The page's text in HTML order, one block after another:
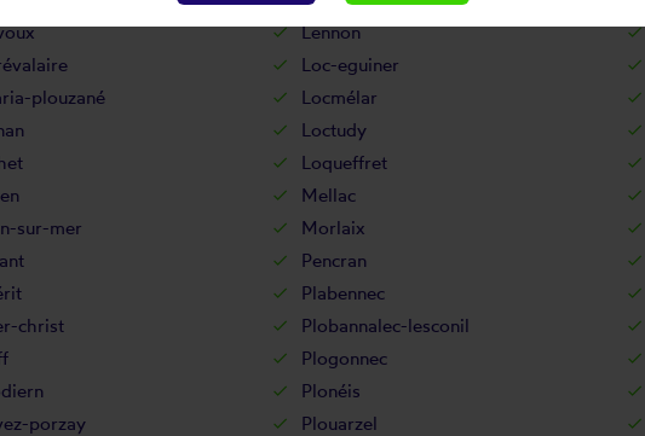
Lennon
Loc-eguiner
plouzané Locmélar
Loctudy
Loqueffret
Mellac
sur-mer Morlaix
Pencran
Plabennec
christ Plobannalec-lesconil
Plogonnec
Plonéis
porzay Plouarzel